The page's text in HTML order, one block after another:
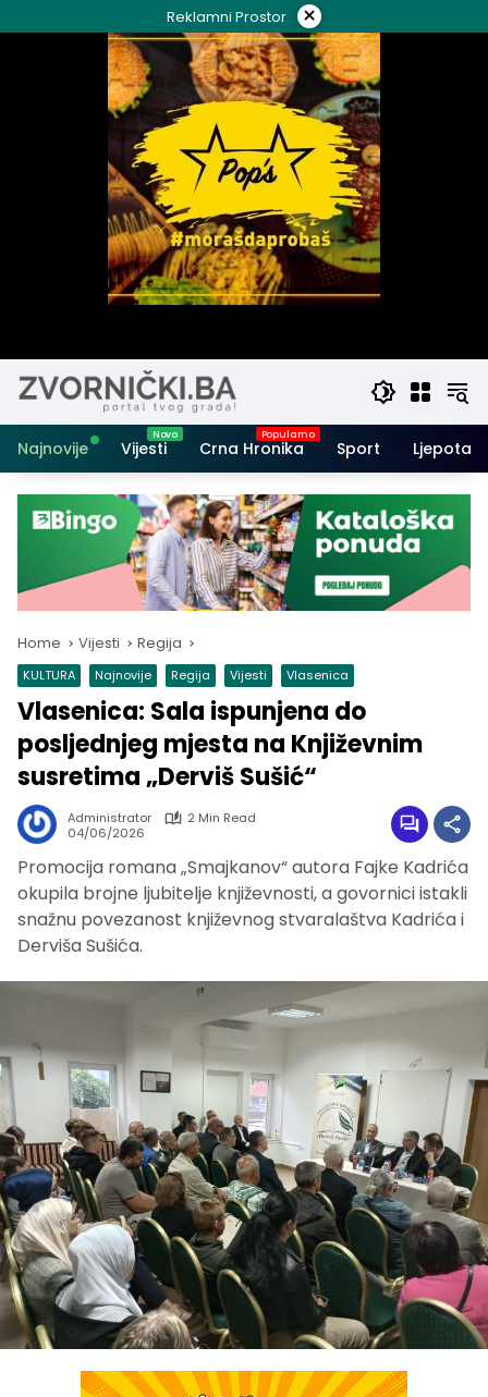
to
Reklamni Prostor ×
Najnovije Vijesti Crna Hronika Sport Ljepota i
Home Vijesti Regija
KULTURA Najnovije Regija Vijesti Vlasenica
Vlasenica: Sala ispunjena do
posljednjeg mjesta na Književnim
susretima „Derviš Sušić“
Administrator
2 Min Read
04/06/2026
Promocija romana „Smajkanov“ autora Fajke Kadrića
okupila brojne ljubitelje književnosti, a govornici istakli
snažnu povezanost književnog stvaralaštva Kadrića i
Derviša Sušića.